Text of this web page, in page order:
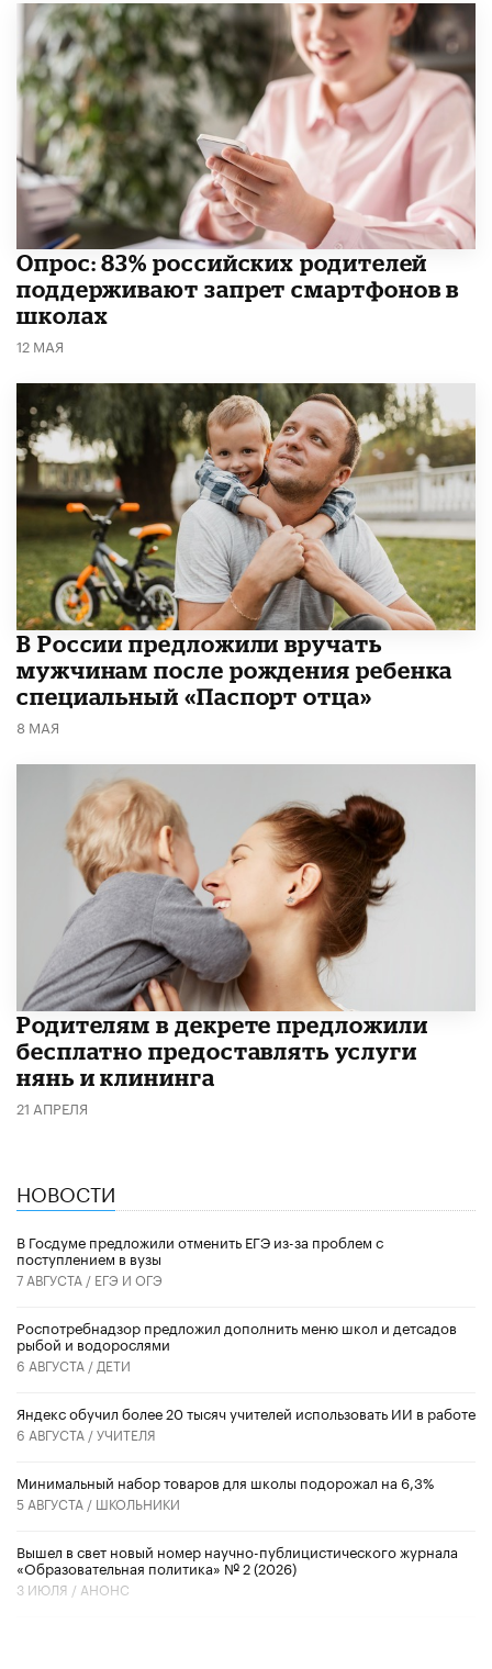
Опрос: 83% российских родителей
поддерживают запрет смартфонов в
школах
12 МАЯ
В России предложили вручать
мужчинам после рождения ребенка
специальный «Паспорт отца»
8 МАЯ
Родителям в декрете предложили
бесплатно предоставлять услуги
нянь и клининга
21 АПРЕЛЯ
НОВОСТИ
В Госдуме предложили отменить ЕГЭ из-за проблем с
поступлением в вузы
7 АВГУСТА / ЕГЭ И ОГЭ
Роспотребнадзор предложил дополнить меню школ и детсадов
рыбой и водорослями
6 АВГУСТА / ДЕТИ
​Яндекс обучил более 20 тысяч учителей использовать ИИ в работе
6 АВГУСТА /УЧИТЕЛЯ
Минимальный набор товаров для школы подорожал на 6,3%
5 АВГУСТА / ШКОЛЬНИКИ
Вышел в свет новый номер научно-публицистического журнала
«Образовательная политика» № 2 (2026)
3 ИЮЛЯ / АНОНС